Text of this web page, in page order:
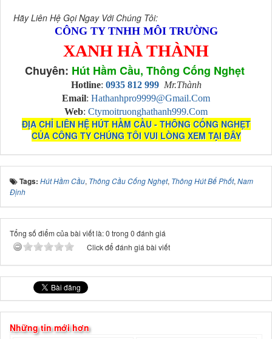
Hãy Liên Hệ Gọi Ngay Với Chúng Tôi:
CÔNG TY TNHH MÔI TRƯỜNG
XANH HÀ THÀNH
Chuyên: Hút Hầm Cầu, Thông Cống Nghẹt
Hotline: 0935 812 999 Mr.Thành
Email: Hathanhpro9999@gmail.com
Web: Ctymoitruonghathanh999.com
ĐỊA CHỈ LIÊN HỆ HÚT HẦM CẦU - THÔNG CỐNG NGHẸT
CỦA CÔNG TY CHÚNG TÔI VUI LÒNG XEM TẠI ĐÂY
Tags: Hút Hầm Cầu, Thông Cầu Cống Nghẹt, Thông Hút Bể Phốt, Nam
Định
Tổng số điểm của bài viết là: 0 trong 0 đánh giá
Click để đánh giá bài viết
Những tin mới hơn